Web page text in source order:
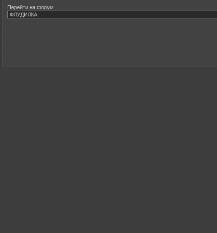
Перейти на форум